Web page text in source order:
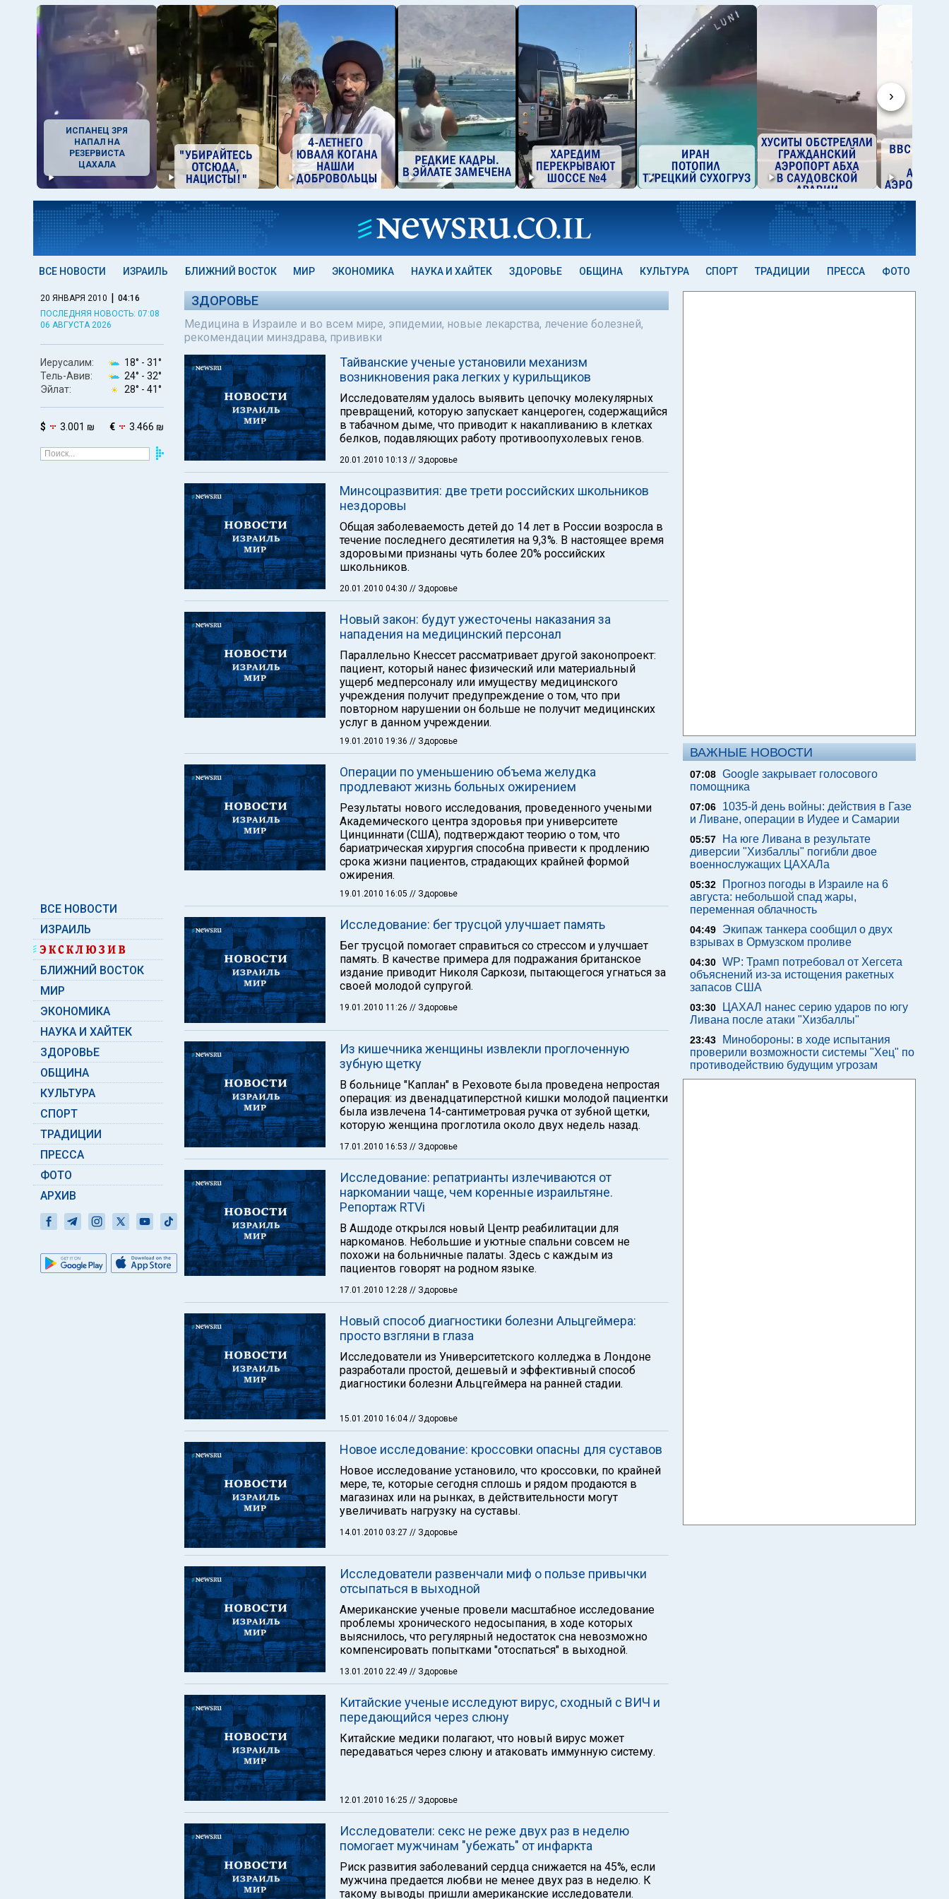
›
ИСПАНЕЦ ЗРЯ
НАПАЛ НА
РЕЗЕРВИСТА
ЦАХАЛА
ВСЕ НОВОСТИ ИЗРАИЛЬ БЛИЖНИЙ ВОСТОК МИР ЭКОНОМИКА НАУКА И ХАЙТЕК ЗДОРОВЬЕ ОБЩИНА КУЛЬТУРА СПОРТ ТРАДИЦИИ ПРЕССА ФОТО
20 ЯНВАРЯ 2010 | 04:16
ПОСЛЕДНЯЯ НОВОСТЬ: 07:08
06 АВГУСТА 2026
Иерусалим: 18° - 31°
Тель-Авив:
24° - 32°
Эйлат:
28° - 41°
$ 3.001 ₪ € 3.466 ₪
ВСЕ НОВОСТИ
ИЗРАИЛЬ
БЛИЖНИЙ ВОСТОК
МИР
ЭКОНОМИКА
НАУКА И ХАЙТЕК
ЗДОРОВЬЕ
ОБЩИНА
КУЛЬТУРА
СПОРТ
ТРАДИЦИИ
ПРЕССА
ФОТО
АРХИВ
ЗДОРОВЬЕ
Медицина в Израиле и во всем мире, эпидемии, новые лекарства, лечение болезней,
рекомендации минздрава, прививки
Тайванские ученые установили механизм
возникновения рака легких у курильщиков
Исследователям удалось выявить цепочку молекулярных
превращений, которую запускает канцероген, содержащийся
в табачном дыме, что приводит к накапливанию в клетках
белков, подавляющих работу противоопухолевых генов.
20.01.2010 10:13 // Здоровье
Минсоцразвития: две трети российских школьников
нездоровы
Общая заболеваемость детей до 14 лет в России возросла в
течение последнего десятилетия на 9,3%. В настоящее время
здоровыми признаны чуть более 20% российских
школьников.
20.01.2010 04:30 // Здоровье
Новый закон: будут ужесточены наказания за
нападения на медицинский персонал
Параллельно Кнессет рассматривает другой законопроект:
пациент, который нанес физический или материальный
ущерб медперсоналу или имуществу медицинского
учреждения получит предупреждение о том, что при
повторном нарушении он больше не получит медицинских
услуг в данном учреждении.
19.01.2010 19:36 // Здоровье
Операции по уменьшению объема желудка
продлевают жизнь больных ожирением
Результаты нового исследования, проведенного учеными
Академического центра здоровья при университете
Цинциннати (США), подтверждают теорию о том, что
бариатрическая хирургия способна привести к продлению
срока жизни пациентов, страдающих крайней формой
ожирения.
19.01.2010 16:05 // Здоровье
Исследование: бег трусцой улучшает память
Бег трусцой помогает справиться со стрессом и улучшает
память. В качестве примера для подражания британское
издание приводит Николя Саркози, пытающегося угнаться за
своей молодой супругой.
19.01.2010 11:26 // Здоровье
Из кишечника женщины извлекли проглоченную
зубную щетку
В больнице "Каплан" в Реховоте была проведена непростая
операция: из двенадцатиперстной кишки молодой пациентки
была извлечена 14-сантиметровая ручка от зубной щетки,
которую женщина проглотила около двух недель назад.
17.01.2010 16:53 // Здоровье
Исследование: репатрианты излечиваются от
наркомании чаще, чем коренные израильтяне.
Репортаж RTVi
В Ашдоде открылся новый Центр реабилитации для
наркоманов. Небольшие и уютные спальни совсем не
похожи на больничные палаты. Здесь с каждым из
пациентов говорят на родном языке.
17.01.2010 12:28 // Здоровье
Новый способ диагностики болезни Альцгеймера:
просто взгляни в глаза
Исследователи из Университетского колледжа в Лондоне
разработали простой, дешевый и эффективный способ
диагностики болезни Альцгеймера на ранней стадии.
15.01.2010 16:04// Здоровье
Новое исследование: кроссовки опасны для суставов
Новое исследование установило, что кроссовки, по крайней
мере, те, которые сегодня сплошь и рядом продаются в
магазинах или на рынках, в действительности могут
увеличивать нагрузку на суставы.
14.01.2010 03:27 // Здоровье
Исследователи развенчали миф о пользе привычки
отсыпаться в выходной
Американские ученые провели масштабное исследование
проблемы хронического недосыпания, в ходе которых
выяснилось, что регулярный недостаток сна невозможно
компенсировать попытками "отоспаться" в выходной.
13.01.2010 22:49 // Здоровье
Китайские ученые исследуют вирус, сходный с ВИЧ и
передающийся через слюну
Китайские медики полагают, что новый вирус может
передаваться через слюну и атаковать иммунную систему.
12.01.2010 16:25 // Здоровье
Исследователи: секс не реже двух раз в неделю
помогает мужчинам "убежать" от инфаркта
Риск развития заболеваний сердца снижается на 45%, если
мужчина предается любви не менее двух раз в неделю. К
такому выводы пришли американские исследователи.
ВАЖНЫЕ НОВОСТИ
07:08 Google закрывает голосового
помощника
07:06
1035-й день войны: действия в Газе
и Ливане, операции в Иудее и Самарии
05:57
На юге Ливана в результате
диверсии "Хизбаллы" погибли двое
военнослужащих ЦАХАЛа
05:32
Прогноз погоды в Израиле на 6
августа: небольшой спад жары,
переменная облачность
04:49
Экипаж танкера сообщил о двух
взрывах в Ормузском проливе
04:30 WP: Трамп потребовал от Хегсета
объяснений из-за истощения ракетных
запасов США
03:30
ЦАХАЛ нанес серию ударов по югу
Ливана после атаки "Хизбаллы"
23:43
Минобороны: в ходе испытания
проверили возможности системы "Хец" по
противодействию будущим угрозам